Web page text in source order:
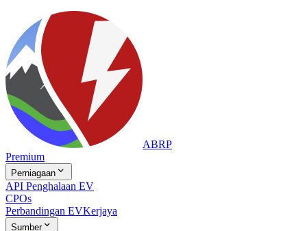
ABRP
Premium
Perniagaan 
API Penghalaan EV
CPOs
Perbandingan EVKerjaya
Sumber